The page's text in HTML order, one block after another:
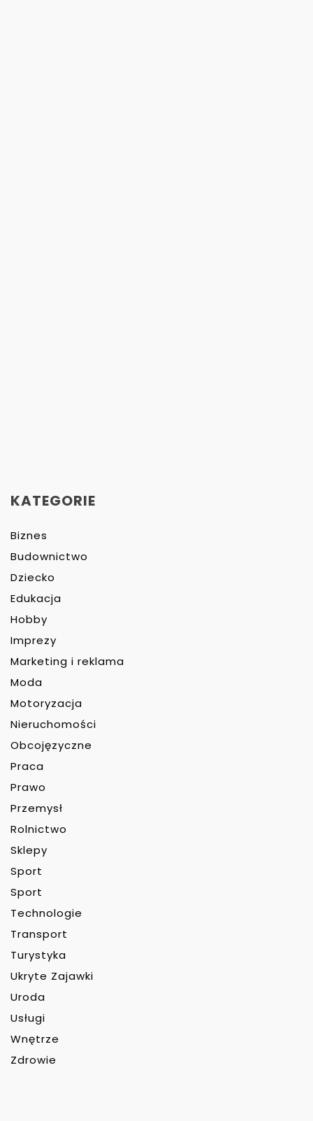
KATEGORIE
Biznes
Budownictwo
Dziecko
Edukacja
Hobby
Imprezy
Marketing i reklama
Moda
Motoryzacja
Nieruchomości
Obcojęzyczne
Praca
Prawo
Przemysł
Rolnictwo
Sklepy
Sport
Sport
Technologie
Transport
Turystyka
Ukryte Zajawki
Uroda
Usługi
Wnętrze
Zdrowie